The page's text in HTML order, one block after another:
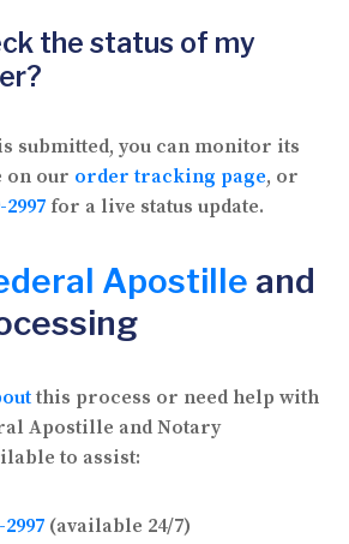
the status of my
submitted, you can monitor its
on our order tracking page, or
2997 for a live status update.
Apostille and
this process or need help with
Apostille and Notary
to assist:
2997 (available 24/7)